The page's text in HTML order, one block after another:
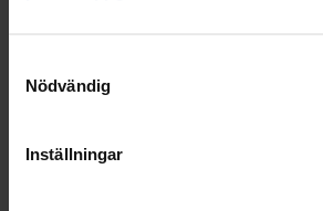
Nödvändig
Inställningar
Kategorier:
Om Vårdförbundet